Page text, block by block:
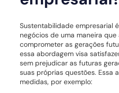
Sustentabilidade empresarial
negócios de uma maneira
comprometer as gerações
essa abordagem visa
sem prejudicar as futuras
suas próprias questões. Essa
medidas, por exemplo: